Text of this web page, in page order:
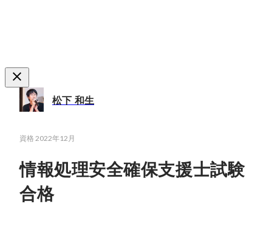
松下 和生
資格 2022年12月
情報処理安全確保支援士試験
合格